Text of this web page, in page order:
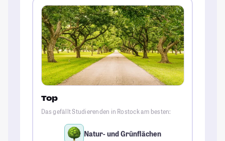
Top
Das gefällt Studierenden in Rostock am besten:
Natur- und Grünflächen